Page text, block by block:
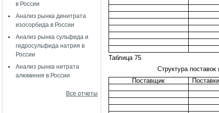
в России
Анализ рынка динитрата
изосорбида в России
Анализ рынка сульфида и
гидросульфида натрия в
России
Анализ рынка нитрата
алюминия в России
Все отчеты
Таблица 75
Структура
Поставщик